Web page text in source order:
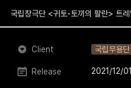
Client 국립무용단
Release 2021/12/01